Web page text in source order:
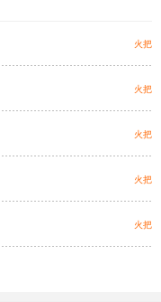
火把
火把
火把
火把
火把